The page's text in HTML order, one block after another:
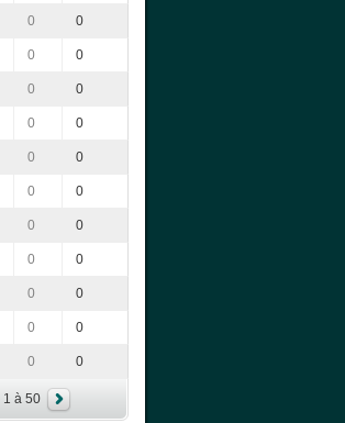
0 0
0 0
0 0
0 0
0 0
0 0
0 0
0 0
0 0
0 0
0 0
1 à 50